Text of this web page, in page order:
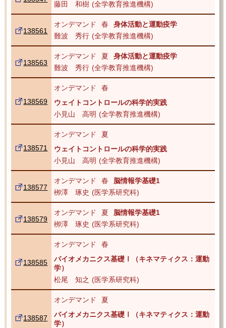
藤田 和樹 全学教育推進機構
138561
オンデマンド 春
身体活動と運動疫学
難波 秀行
全学教育推進機構
138563
オンデマンド 夏
身体活動と運動疫学
難波 秀行
全学教育推進機構
138569
オンデマンド
春
ウェイトコントロールの科学的実践
小見山 高明
全学教育推進機構
138571
オンデマンド
夏
ウェイトコントロールの科学的実践
小見山 高明
全学教育推進機構
138577
オンデマンド 春
脳情報学基礎1
栁澤 琢史
医学系研究科
138579
オンデマンド 夏
脳情報学基礎1
栁澤 琢史
医学系研究科
138585
オンデマンド
春
バイオメカニクス基礎Ⅰ（キネマティクス：運動
学）
松尾 知之
医学系研究科
138587
オンデマンド
夏
バイオメカニクス基礎Ⅰ（キネマティクス：運動
学）